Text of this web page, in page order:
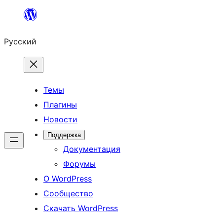
Перейти
содержимому
Русский
Темы
Плагины
Новости
Поддержка
Документация
Форумы
О WordPress
Сообщество
Скачать WordPress